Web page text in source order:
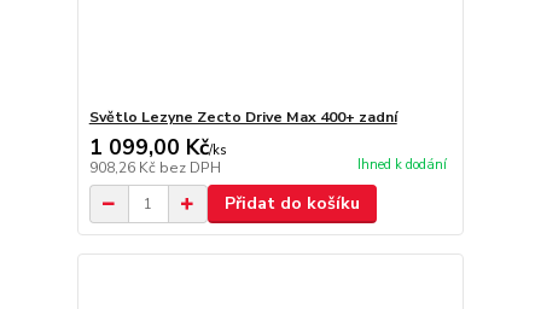
Světlo Lezyne Zecto Drive Max 400+ zadní
1 099,00 Kč/ks
908,26 Kč bez DPH Ihned k dodání
Přidat do košíku